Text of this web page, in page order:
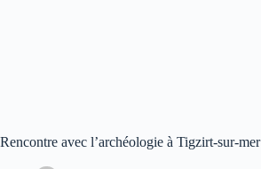
Rencontre avec l’archéologie à Tigzirt-sur-mer